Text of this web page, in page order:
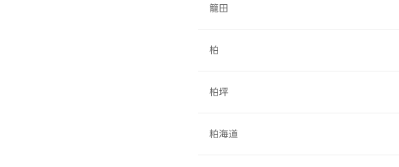
籠田
柏
柏坪
粕海道